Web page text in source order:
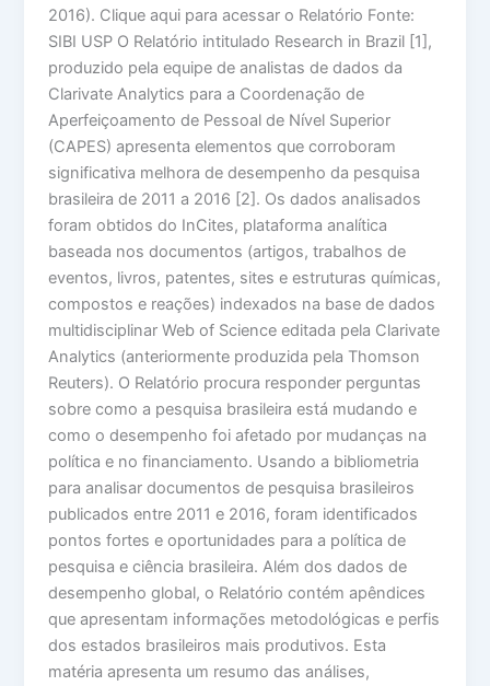
2016). Clique aqui para acessar o Relatório Fonte:
SIBI USP O Relatório intitulado Research in Brazil [1],
produzido pela equipe de analistas de dados da
Clarivate Analytics para a Coordenação de
Aperfeiçoamento de Pessoal de Nível Superior
(CAPES) apresenta elementos que corroboram
significativa melhora de desempenho da pesquisa
brasileira de 2011 a 2016 [2]. Os dados analisados
foram obtidos do InCites, plataforma analítica
baseada nos documentos (artigos, trabalhos de
eventos, livros, patentes, sites e estruturas químicas,
compostos e reações) indexados na base de dados
multidisciplinar Web of Science editada pela Clarivate
Analytics (anteriormente produzida pela Thomson
Reuters). O Relatório procura responder perguntas
sobre como a pesquisa brasileira está mudando e
como o desempenho foi afetado por mudanças na
política e no financiamento. Usando a bibliometria
para analisar documentos de pesquisa brasileiros
publicados entre 2011 e 2016, foram identificados
pontos fortes e oportunidades para a política de
pesquisa e ciência brasileira. Além dos dados de
desempenho global, o Relatório contém apêndices
que apresentam informações metodológicas e perfis
dos estados brasileiros mais produtivos. Esta
matéria apresenta um resumo das análises,